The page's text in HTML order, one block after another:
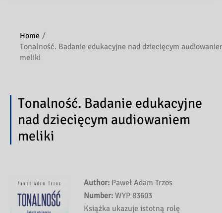
Home
Tonalność. Badanie edukacyjne nad dziecięcym
meliki
Tonalność. Badanie edukacyjne
nad dziecięcym audiowaniem
meliki
Author: Paweł Adam Trzos
Number: WYP 83603
Książka ukazuje istotną rolę